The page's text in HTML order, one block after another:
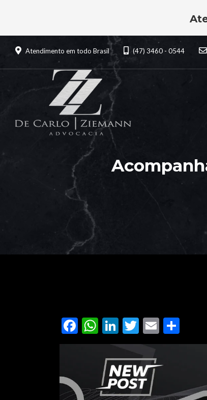
Atendimento em todo Brasil (47) 3460 - 0544
Facebook
WhatsApp
LinkedIn
Twitter
Email